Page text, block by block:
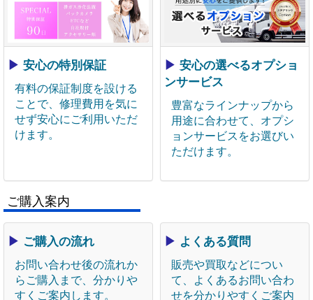
▶ 安心の特別保証
有料の保証制度を設ける
ことで、修理費用を気に
せず安心にご利用いただ
けます。
▶ 安心の選べるオプショ
ンサービス
豊富なラインナップから
用途に合わせて、オプシ
ョンサービスをお選びい
ただけます。
ご購入案内
▶ ご購入の流れ
お問い合わせ後の流れか
らご購入まで、分かりや
すくご案内します。
▶ よくある質問
販売や買取などについ
て、よくあるお問い合わ
せを分かりやすくご案内